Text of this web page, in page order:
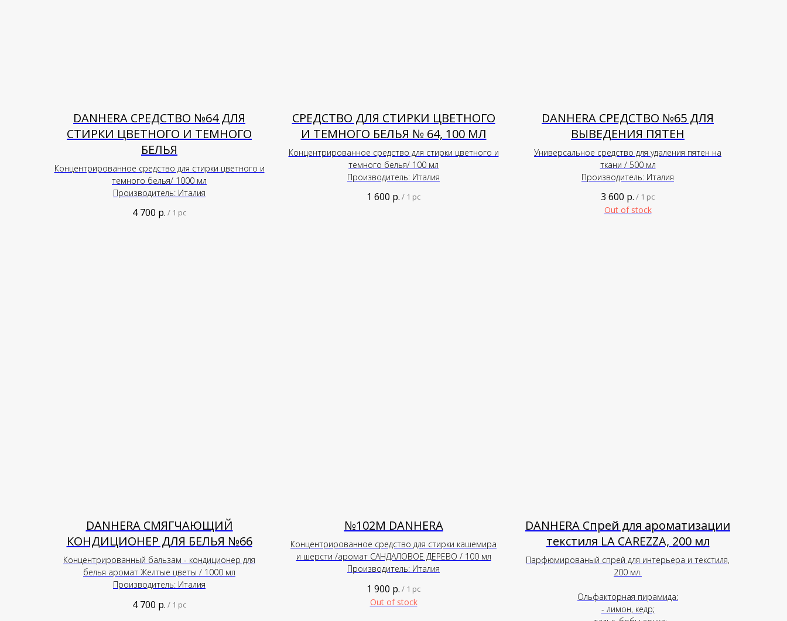
DANHERA СРЕДСТВО №64 ДЛЯ
СТИРКИ ЦВЕТНОГО И ТЕМНОГО
БЕЛЬЯ
Концентрированное средство для стирки цветного и
темного белья/ 1000 мл
Производитель: Италия
4 700 р. / 1 pc
СРЕДСТВО ДЛЯ СТИРКИ ЦВЕТНОГО
И ТЕМНОГО БЕЛЬЯ № 64, 100 МЛ
Концентрированное средство для стирки цветного и
темного белья/ 100 мл
Производитель: Италия
1 600 р. / 1 pc
DANHERA СРЕДСТВО №65 ДЛЯ
ВЫВЕДЕНИЯ ПЯТЕН
Универсальное средство для удаления пятен на
ткани / 500 мл
Производитель: Италия
3 600 р. / 1 pc
Out of stock
DANHERA СМЯГЧАЮЩИЙ
КОНДИЦИОНЕР ДЛЯ БЕЛЬЯ №66
Концентрированный бальзам - кондиционер для
белья аромат Желтые цветы / 1000 мл
Производитель: Италия
4 700 р. / 1 pc
№102М DANHERA
Концентрированное средство для стирки кашемира
и шерсти /аромат САНДАЛОВОЕ ДЕРЕВО / 100 мл
Производитель: Италия
1 900 р. / 1 pc
Out of stock
DANHERA Спрей для ароматизации
текстиля LA CAREZZA, 200 мл
Парфюмированый спрей для интерьера и текстиля,
200 мл.
Ольфакторная пирамида:
- лимон, кедр;